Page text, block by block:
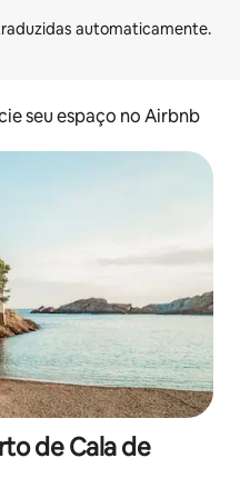
seu espaço no Airbnb
de Cala de